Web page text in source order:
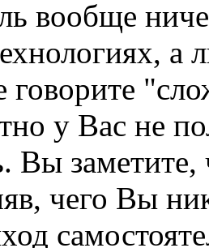
вообще
а
у Вас не
Вы
чего Вы